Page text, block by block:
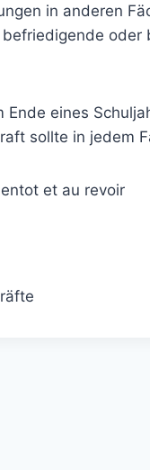
in anderen
Ende eines
sollte in jedem
et au revoir